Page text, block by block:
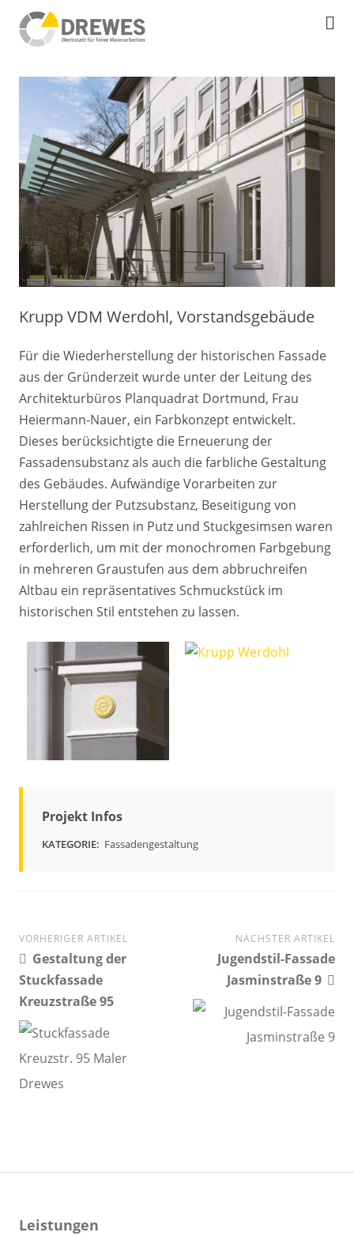
Maler Drewes
Werkstatt für feine Malerarbeit
Krupp VDM Werdohl, Vorstandsgebäude
Für die Wiederherstellung der historischen Fassade
aus der Gründerzeit wurde unter der Leitung des
Architekturbüros Planquadrat Dortmund, Frau
Heiermann-Nauer, ein Farbkonzept entwickelt.
Dieses berücksichtigte die Erneuerung der
Fassadensubstanz als auch die farbliche Gestaltung
des Gebäudes. Aufwändige Vorarbeiten zur
Herstellung der Putzsubstanz, Beseitigung von
zahlreichen Rissen in Putz und Stuckgesimsen waren
erforderlich, um mit der monochromen Farbgebung
in mehreren Graustufen aus dem abbruchreifen
Altbau ein repräsentatives Schmuckstück im
historischen Stil entstehen zu lassen.
Projekt Infos
Fassadengestaltung
Post
navigation
VORHERIGER ARTIKEL
Gestaltung der
Stuckfassade
Kreuzstraße 95
NÄCHSTER ARTIKEL
Jugendstil-Fassade
Jasminstraße 9
Leistungen